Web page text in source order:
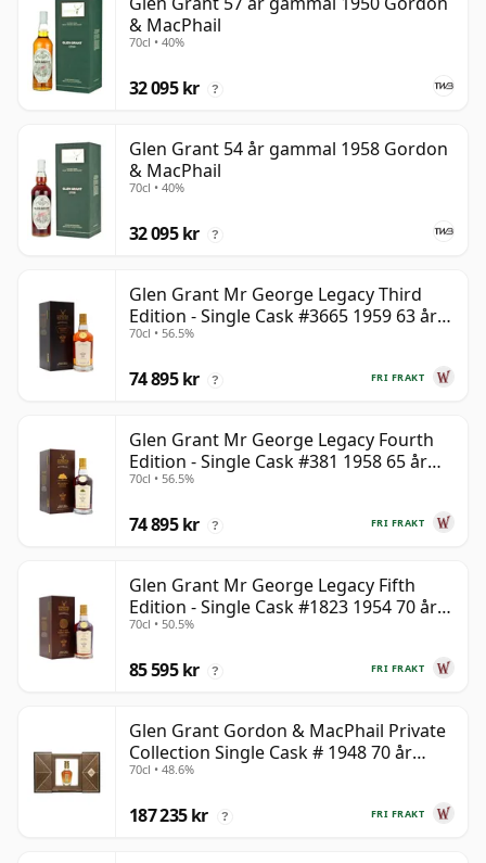
& MacPhail
70cl • 40%
32 095 kr ?
Glen Grant 54 år gammal 1958 Gordon
& MacPhail
70cl • 40%
32 095 kr ?
Glen Grant Mr George Legacy Third
Edition - Single Cask #3665 1959 63 år
gammal
70cl • 56.5%
FRI FRAKT
74 895 kr ?
Glen Grant Mr George Legacy Fourth
Edition - Single Cask #381 1958 65 år
gammal
70cl • 56.5%
FRI FRAKT
74 895 kr ?
Glen Grant Mr George Legacy Fifth
Edition - Single Cask #1823 1954 70 år
gammal
70cl • 50.5%
FRI FRAKT
85 595 kr ?
Glen Grant Gordon & MacPhail Private
Collection Single Cask # 1948 70 år
gammal
70cl • 48.6%
FRI FRAKT
187 235 kr ?